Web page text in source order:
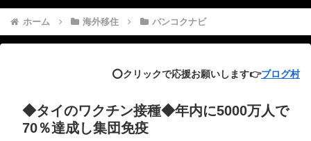
ホーム 海外移住 バンコクナビ
⭕️クリックで応援お願いします👉ブログ村
◆タイのワクチン接種◆年内に5000万人で
70％達成し集団免疫